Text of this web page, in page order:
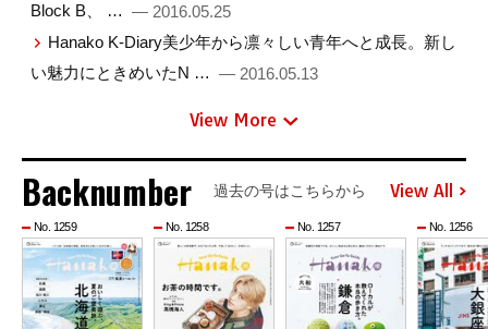
Block B、 … — 2016.05.25
Hanako K-Diary美少年から凛々しい青年へと成長。新し
い魅力にときめいたN … — 2016.05.13
View More
Backnumber 過去の号はこちらから View All
No. 1259 No. 1258 No. 1257 No. 1256